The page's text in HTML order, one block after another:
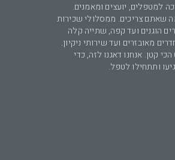
למטפלים, יועצים ומאמנים.
שאתם צריכים. ממסלולי שכירות
הוגנים ועד קפה, שתייה קלה
מאובזרים ועד שירותי ניקיון.
קטן. אנחנו דאגנו לזה, כדי
ותתחילו לטפל.